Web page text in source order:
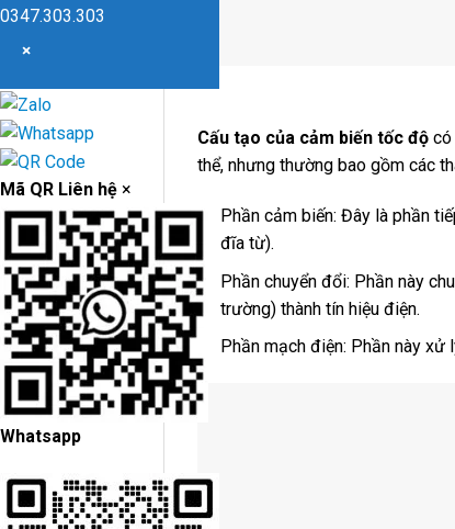
Cấu tạo của cảm biến tốc độ có
thể, nhưng thường bao gồm các
Phần cảm biến: Đây là phần
đĩa từ).
Phần chuyển đổi: Phần này
trường) thành tín hiệu điện.
Phần mạch điện: Phần này xử
0347.303.303
×
Mã QR Liên hệ ×
Whatsapp